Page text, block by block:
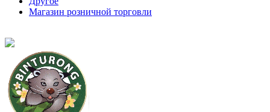
Магазин розничной торговли